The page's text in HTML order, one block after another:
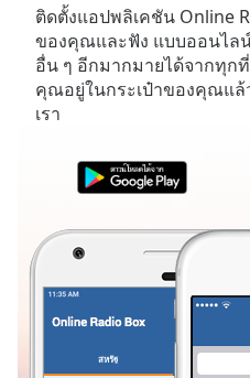
Skip
Forward
Mute
Current
Time0:00
TypeLIVE
Seek to
live,
behind
ติดตั้งแอปพลิเคชัน Online
ของคุณและฟัง แบบออนไล
อื่น ๆ อีกมากมายได้จากทุก
คุณอยู่ในกระเป๋าของคุณแ
เรา
สหรัฐ